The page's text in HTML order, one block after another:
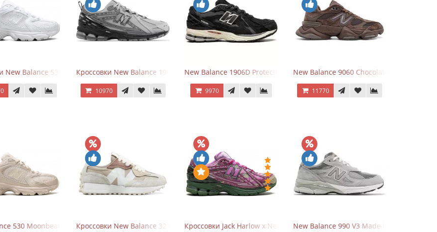
New Balance 530 Total White SilverКроссовки New Balance 1906R Brighton Grey
10970
New Balance 1906D Protection Pack Black черные
9970
New Balance 9060 Chocolate Brown
11770
530 Moonbeam Sea SaltКроссовки New Balance 327 Beige PinkКроссовки Jack Harlow x New Balance 1906r Kentucky Derby
New Balance 990 V3 Made in USA Grey